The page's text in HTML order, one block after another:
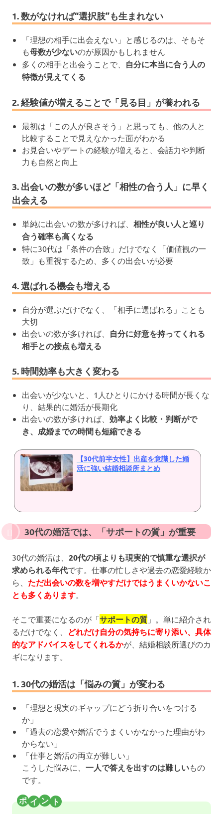
1. 数がなければ“選択肢”も生まれない
「理想の相手に出会えない」と感じるのは、そもそ
も母数が少ないのが原因かもしれません
多くの相手と出会うことで、 自分に本当に合う人の
特徴が見えてくる
2. 経験値が増えることで「見る目」が養われる
最初は「この人が良さそう」と思っても、他の人と
比較することで見えなかった面がわかる
お見合いやデートの経験が増えると、会話力や判断
力も自然と向上
3. 出会いの数が多いほど「相性の合う人」に早く
出会える
単純に出会いの数が多ければ、 相性が良い人と巡り
合う確率も高くなる
特に30代は「条件の合致」だけでなく「価値観の一
致」も重視するため、多くの出会いが必要
4. 選ばれる機会も増える
自分が選ぶだけでなく、「相手に選ばれる」ことも
大切
出会いの数が多ければ、 自分に好意を持ってくれる
相手との接点も増える
5. 時間効率も大きく変わる
出会いが少ないと、1人ひとりにかける時間が長くな
り、結果的に婚活が長期化
出会いの数が多ければ、 効率よく比較・判断がで
き、成婚までの時間も短縮できる
【30代前半女性】出産を意識した婚
活に強い結婚相談所まとめ
30代の婚活では、「サポートの質」が重要
30代の婚活は、 20代の頃よりも現実的で慎重な選択が
求められる年代です。仕事の忙しさや過去の恋愛経験か
ら、 ただ出会いの数を増やすだけではうまくいかないこ
とも多くあります。
そこで重要になるのが「サポートの質 」。単に紹介され
るだけでなく、 どれだけ自分の気持ちに寄り添い、具体
的なアドバイスをしてくれるかが、結婚相談所選びのカ
ギになります。
1. 30代の婚活は「悩みの質」が変わる
「理想と現実のギャップにどう折り合いをつける
か」
「過去の恋愛や婚活でうまくいかなかった理由がわ
からない」
「仕事と婚活の両立が難しい」
こうした悩みに、 一人で答えを出すのは難しいもの
です。